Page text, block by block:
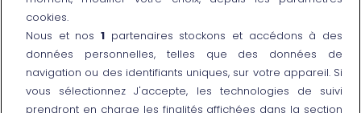
Trente
billet Train+Vélo.
Transport gratuit
pour les étudiants
travailleurs et les
cookies.
Nous et nos 1 partenaires stockons et accédons à des
données personnelles, telles que des données de
navigation ou des identifiants uniques, sur votre appareil. Si
vous sélectionnez J'accepte, les technologies de suivi
prendront en charge les finalités affichées dans la section